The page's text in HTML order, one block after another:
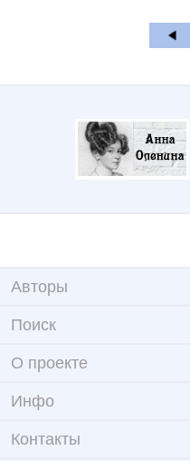
Авторы
Поиск
О проекте
Инфо
Контакты